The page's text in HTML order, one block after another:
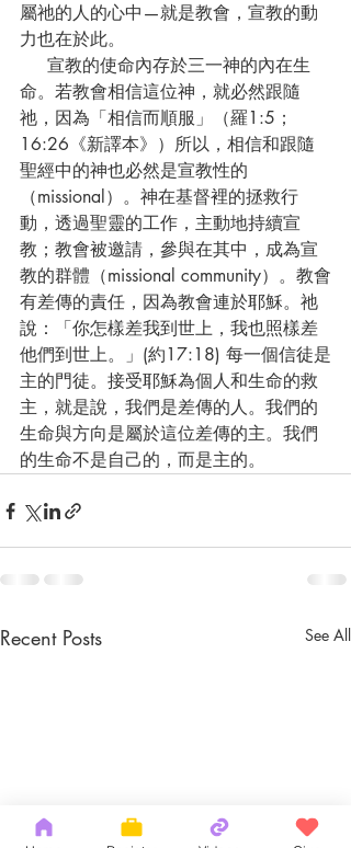
屬祂的人的心中—就是教會，宣教的動
力也在於此。
命。若教會相信這位神，就必然跟隨
祂，因為「相信而順服」（羅1:5；
16:26《新譯本》）所以，相信和跟隨
聖經中的神也必然是宣教性的
（missional）。神在基督裡的拯救行
動，透過聖靈的工作，主動地持續宣
教；教會被邀請，參與在其中，成為宣
教的群體（missional community）。教會
有差傳的責任，因為教會連於耶穌。祂
說：「你怎樣差我到世上，我也照樣差
他們到世上。」(約17:18) 每一個信徒是
主的門徒。接受耶穌為個人和生命的救
主，就是說，我們是差傳的人。我們的
生命與方向是屬於這位差傳的主。我們
的生命不是自己的，而是主的。
Recent Posts See All